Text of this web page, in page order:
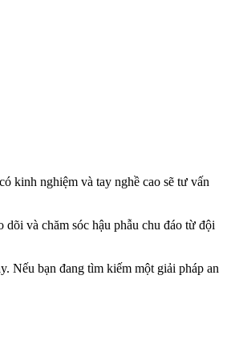
kinh nghiệm và tay nghề cao sẽ tư vấn
và chăm sóc hậu phẫu chu đáo từ đội
Nếu bạn đang tìm kiếm một giải pháp an